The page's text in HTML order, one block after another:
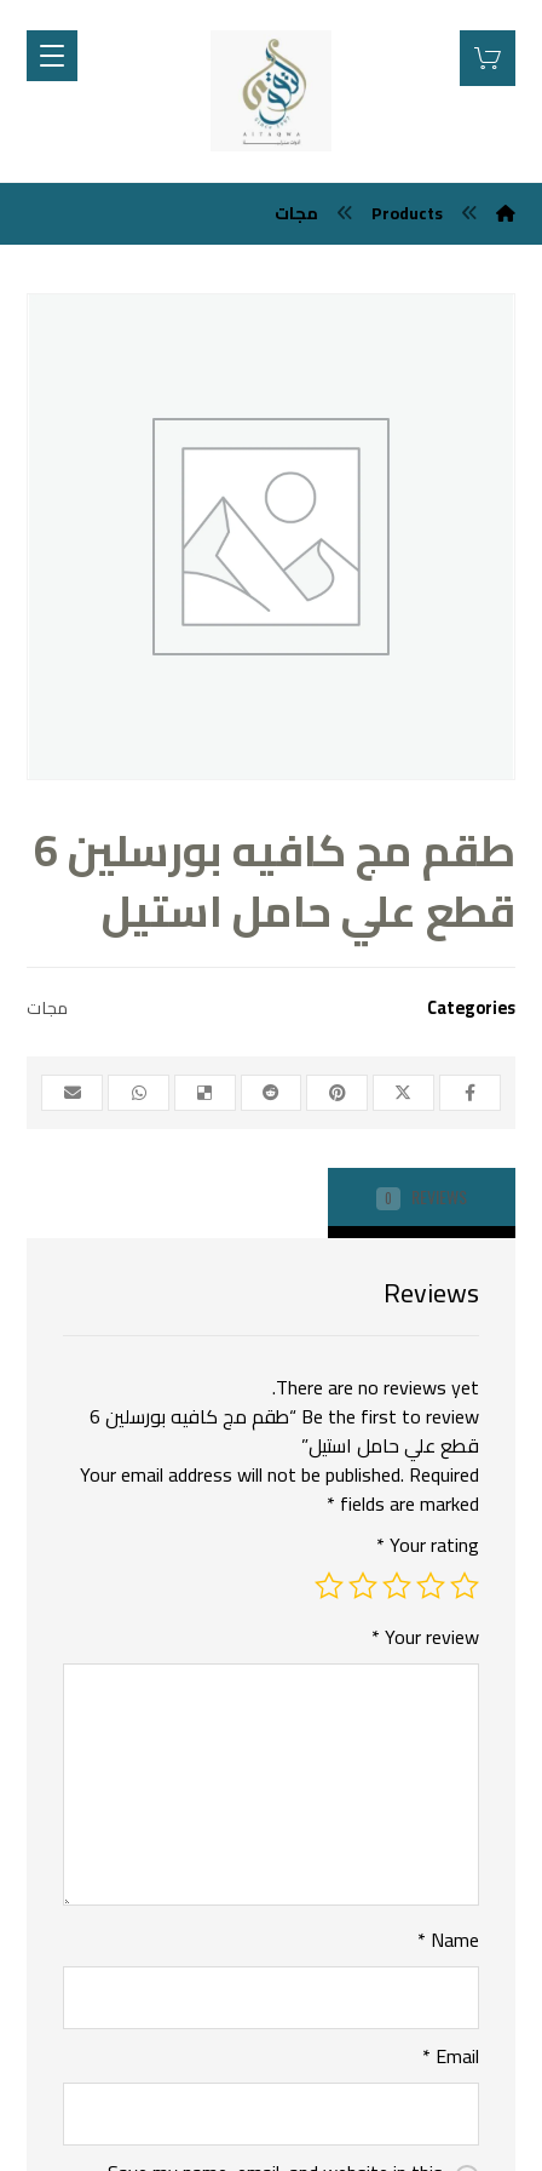
Products مجات
طقم مج كافيه بورسلين 6
قطع علي حامل استيل
Categories مجات
REVIEWS
0
Reviews
There are no reviews yet.
Be the first to review “طقم مج كافيه بورسلين 6
قطع علي حامل استيل”
Your email address will not be published. Required
fields are marked
*
Your rating
*
Your review
*
Name
*
Email
*